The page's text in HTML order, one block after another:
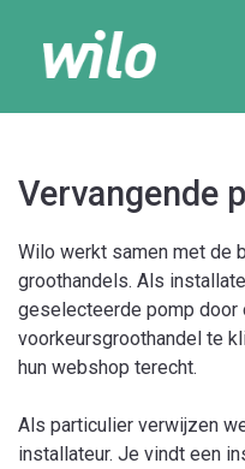
Vervangende
Wilo werkt samen met de
groothandels. Als
geselecteerde pomp door
voorkeursgroothandel te
hun webshop terecht.
Als particulier verwijzen
installateur. Je vindt een